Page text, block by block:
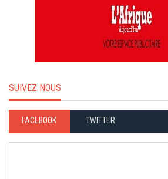
SUIVEZ NOUS
FACEBOOK TWITTER